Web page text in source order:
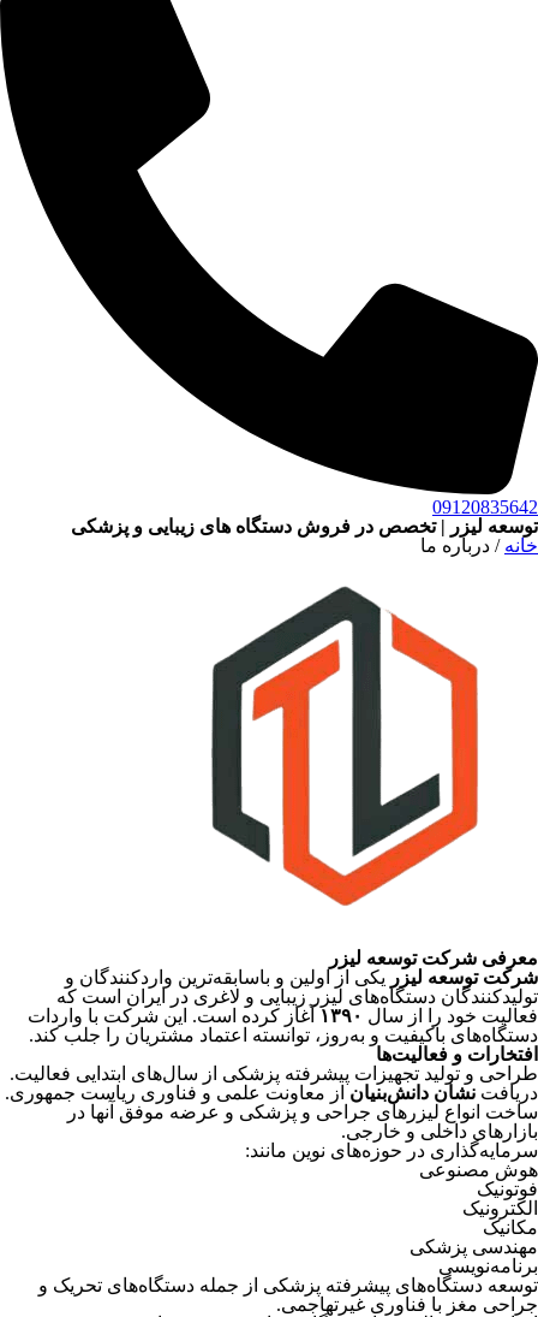
09120835642
توسعه لیزر | تخصص در فروش دستگاه‌ های زیبایی و پزشکی
خانه / درباره ما
معرفی شرکت توسعه لیزر
شرکت توسعه لیزر یکی از اولین و باسابقه‌ترین واردکنندگان و
تولیدکنندگان دستگاه‌های لیزر زیبایی و لاغری در ایران است که
فعالیت خود را از سال ۱۳۹۰ آغاز کرده است. این شرکت با واردات
دستگاه‌های باکیفیت و به‌روز، توانسته اعتماد مشتریان را جلب کند.
افتخارات و فعالیت‌ها
طراحی و تولید تجهیزات پیشرفته پزشکی از سال‌های ابتدایی فعالیت.
دریافت نشان دانش‌بنیان از معاونت علمی و فناوری ریاست جمهوری.
ساخت انواع لیزرهای جراحی و پزشکی و عرضه موفق آنها در
بازارهای داخلی و خارجی.
سرمایه‌گذاری در حوزه‌های نوین مانند:
هوش مصنوعی
فوتونیک
الکترونیک
مکانیک
مهندسی پزشکی
برنامه‌نویسی
توسعه دستگاه‌های پیشرفته پزشکی از جمله دستگاه‌های تحریک و
جراحی مغز با فناوری غیرتهاجمی.